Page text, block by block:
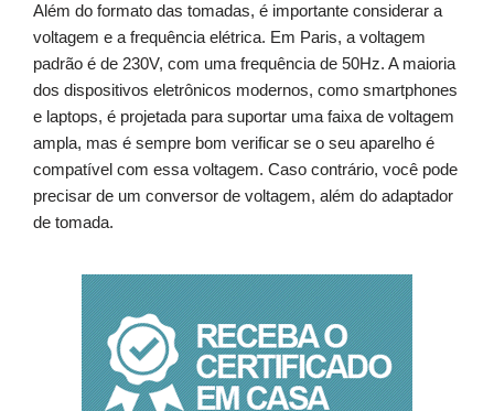
Além do formato das tomadas, é importante considerar a
voltagem e a frequência elétrica. Em Paris, a voltagem
padrão é de 230V, com uma frequência de 50Hz. A maioria
dos dispositivos eletrônicos modernos, como smartphones
e laptops, é projetada para suportar uma faixa de voltagem
ampla, mas é sempre bom verificar se o seu aparelho é
compatível com essa voltagem. Caso contrário, você pode
precisar de um conversor de voltagem, além do adaptador
de tomada.